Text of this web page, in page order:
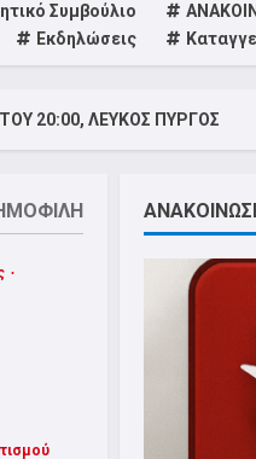
Συμβούλιο
Εκδηλώσεις
ΠΥΡΓΟΣ ΣΕΤΗΠ: